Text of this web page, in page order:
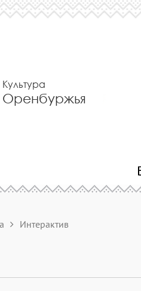
Культура
Оренбуржья
Интерактив